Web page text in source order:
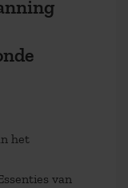
het
van